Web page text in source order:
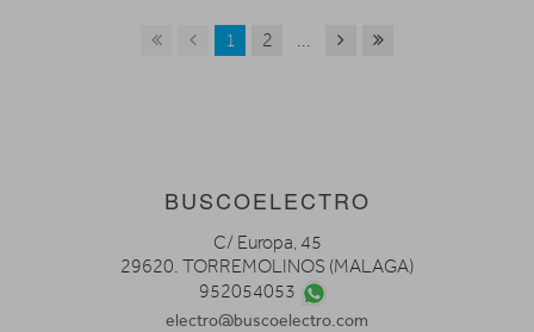
1 2 ...
BUSCOELECTRO
C/ Europa, 45
29620. TORREMOLINOS (MALAGA)
952054053
electro@buscoelectro.com